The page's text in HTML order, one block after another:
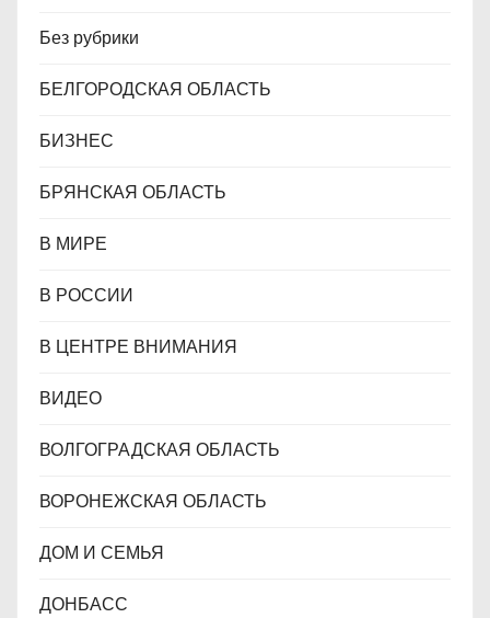
Без рубрики
БЕЛГОРОДСКАЯ ОБЛАСТЬ
БИЗНЕС
БРЯНСКАЯ ОБЛАСТЬ
В МИРЕ
В РОССИИ
В ЦЕНТРЕ ВНИМАНИЯ
ВИДЕО
ВОЛГОГРАДСКАЯ ОБЛАСТЬ
ВОРОНЕЖСКАЯ ОБЛАСТЬ
ДОМ И СЕМЬЯ
ДОНБАСС